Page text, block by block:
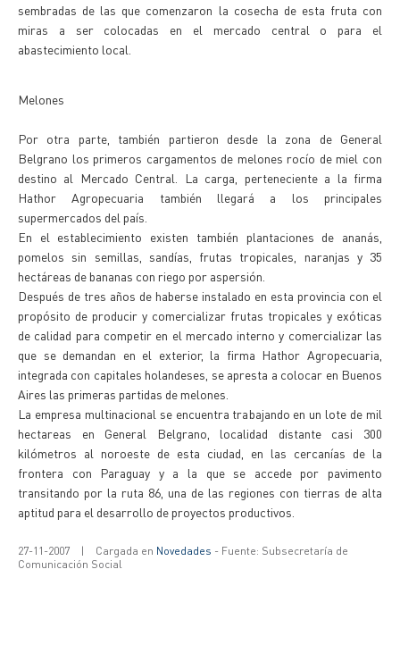
sembradas de las que comenzaron la cosecha de esta fruta con
miras a ser colocadas en el mercado central o para el
abastecimiento local.
Melones
Por otra parte, también partieron desde la zona de General
Belgrano los primeros cargamentos de melones rocío de miel con
destino al Mercado Central. La carga, perteneciente a la firma
Hathor Agropecuaria también llegará a los principales
supermercados del país.
En el establecimiento existen también plantaciones de ananás,
pomelos sin semillas, sandías, frutas tropicales, naranjas y 35
hectáreas de bananas con riego por aspersión.
Después de tres años de haberse instalado en esta provincia con el
propósito de producir y comercializar frutas tropicales y exóticas
de calidad para competir en el mercado interno y comercializar las
que se demandan en el exterior, la firma Hathor Agropecuaria,
integrada con capitales holandeses, se apresta a colocar en Buenos
Aires las primeras partidas de melones.
La empresa multinacional se encuentra trabajando en un lote de mil
hectareas en General Belgrano, localidad distante casi 300
kilómetros al noroeste de esta ciudad, en las cercanías de la
frontera con Paraguay y a la que se accede por pavimento
transitando por la ruta 86, una de las regiones con tierras de alta
aptitud para el desarrollo de proyectos productivos.
27-11-2007 | Cargada en Novedades - Fuente: Subsecretaría de
Comunicación Social